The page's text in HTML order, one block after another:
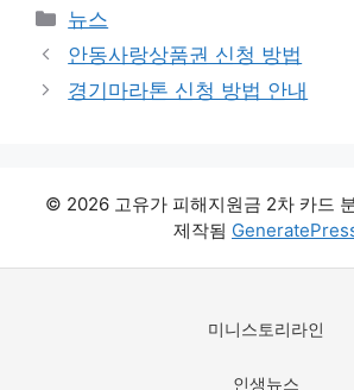
카
테
리
뉴스
안동사랑상품권 신청 방법
경기마라톤 신청 방법 안내
© 2026 고유가 피해지원금 2차 카드
제작됨
미니스토리라인
인생뉴스